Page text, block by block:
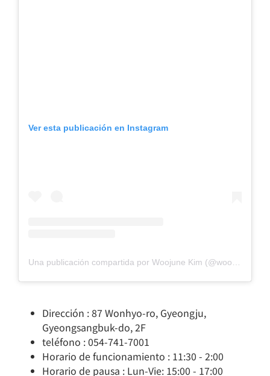
Ver esta publicación en Instagram
Dirección : 87 Wonhyo-ro, Gyeongju,
Gyeongsangbuk-do, 2F
teléfono : 054-741-7001
Horario de funcionamiento : 11:30 - 2:00
Horario de pausa : Lun-Vie: 15:00 - 17:00